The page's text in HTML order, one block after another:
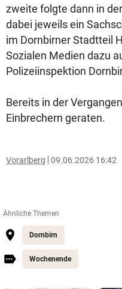
zweite folgte dann in
dabei jeweils ein
im Dornbirner Stadtteil
Sozialen Medien dazu
Polizeiinspektion
Bereits in der
Einbrechern geraten.
Vorarlberg 09.06.2026 16:42
Ähnliche Themen
Dornbirn
Wochenende